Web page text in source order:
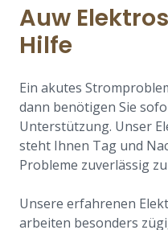
Auw
Hilfe
Ein akutes
dann benötigen Sie
Unterstützung. Unser
steht Ihnen Tag und
Probleme zuverlässig
Unsere erfahrenen
arbeiten besonders